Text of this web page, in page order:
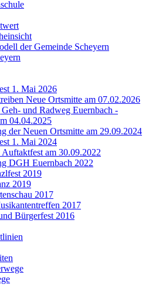
der Gemeinde Scheyern
1. Mai 2026
Neue Ortsmitte am 07.02.2026
und Radweg Euernbach -
04.04.2025
der Neuen Ortsmitte am 29.09.2024
1. Mai 2024
am 30.09.2022
DGH Euernbach 2022
2019
2019
2017
2017
Bürgerfest 2016